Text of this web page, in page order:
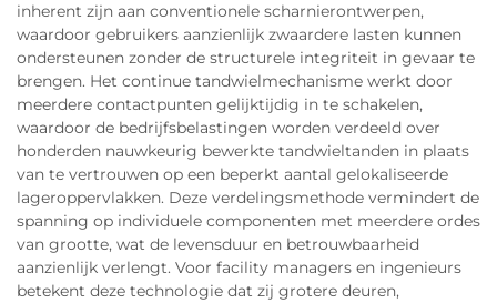
inherent zijn aan conventionele scharnierontwerpen,
waardoor gebruikers aanzienlijk zwaardere lasten kunnen
ondersteunen zonder de structurele integriteit in gevaar te
brengen. Het continue tandwielmechanisme werkt door
meerdere contactpunten gelijktijdig in te schakelen,
waardoor de bedrijfsbelastingen worden verdeeld over
honderden nauwkeurig bewerkte tandwieltanden in plaats
van te vertrouwen op een beperkt aantal gelokaliseerde
lageroppervlakken. Deze verdelingsmethode vermindert de
spanning op individuele componenten met meerdere ordes
van grootte, wat de levensduur en betrouwbaarheid
aanzienlijk verlengt. Voor facility managers en ingenieurs
betekent deze technologie dat zij grotere deuren,